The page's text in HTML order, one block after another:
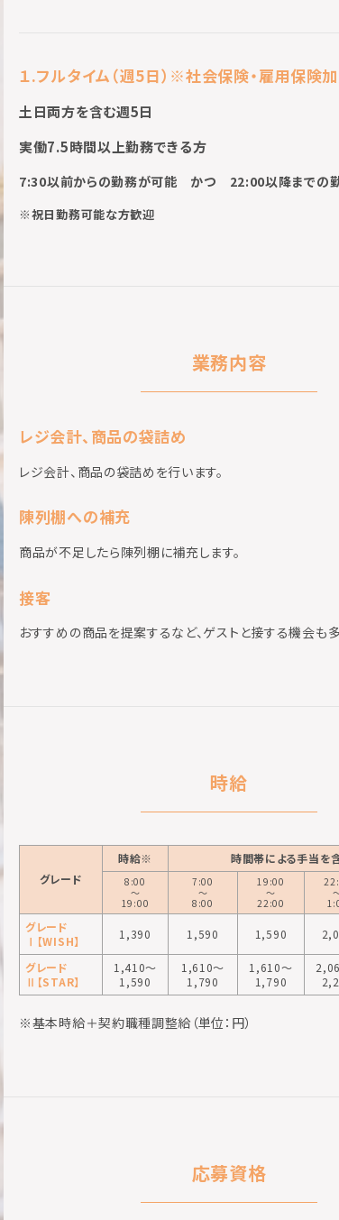
１.フルタイム（週5日）※社会保険・雇用保険
土日両方を含む週5日
実働7.5時間以上勤務できる方
7:30以前からの勤務が可能 かつ 22:00以降までの
※祝日勤務可能な方歓迎
業務内容
レジ会計、商品の袋詰め
レジ会計、商品の袋詰めを行います。
陳列棚への補充
商品が不足したら陳列棚に補充します。
接客
おすすめの商品を提案するなど、ゲストと接する機会も多
時給
グレード
時給※ 時間帯による手当を
8:00
〜
19:00
7:00
〜
8:00
19:00
〜
22:00
グレード
Ⅰ【WISH】
1,390 1,590 1,590
グレード
Ⅱ【STAR】
1,410〜
1,590
1,610〜
1,790
1,610〜
1,790
※基本時給＋契約職種調整給（単位：円）
応募資格